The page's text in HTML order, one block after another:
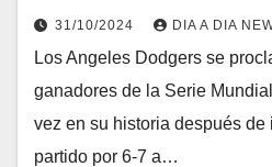
31/10/2024 DIA A DIA
Los Angeles Dodgers se
ganadores de la Serie
vez en su historia después
partido por 6-7 a…